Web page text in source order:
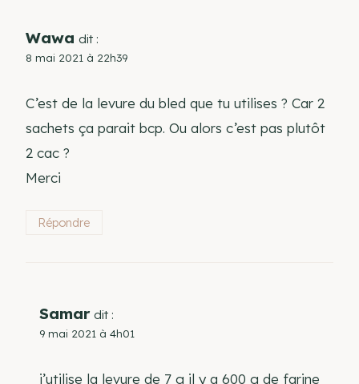
Wawa dit :
8 mai 2021 à 22h39
C’est de la levure du bled que tu utilises ? Car 2
sachets ça parait bcp. Ou alors c’est pas plutôt
2 cac ?
Merci
Répondre
Samar dit :
9 mai 2021 à 4h01
j’utilise la levure de 7 g il y a 600 g de farine